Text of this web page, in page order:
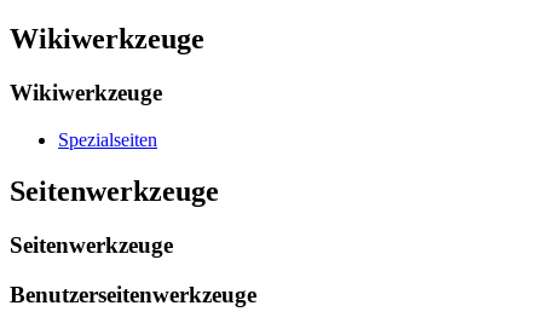
Wikiwerkzeuge
Wikiwerkzeuge
Spezialseiten
Seitenwerkzeuge
Seitenwerkzeuge
Benutzerseitenwerkzeuge